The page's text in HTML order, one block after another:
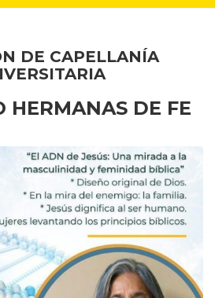
DE CAPELLANÍA
HERMANAS DE FE